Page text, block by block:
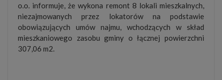
o.o. informuje, że wykona remont 8 lokali mieszkalnych,
niezajmowanych przez lokatorów na podstawie
obowiązujących umów najmu, wchodzących w skład
mieszkaniowego zasobu gminy o łącznej powierzchni
307,06 m2.